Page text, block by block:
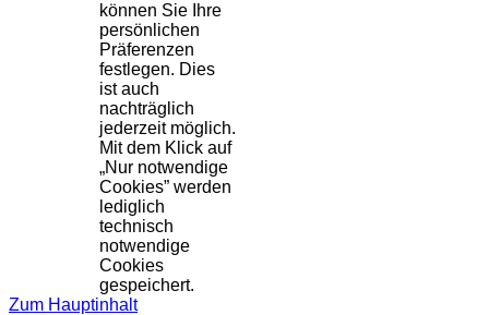
können Sie Ihre
persönlichen
Präferenzen
festlegen. Dies
ist auch
nachträglich
jederzeit möglich.
Mit dem Klick auf
„Nur notwendige
Cookies” werden
lediglich
technisch
notwendige
Cookies
gespeichert.
Zum Hauptinhalt